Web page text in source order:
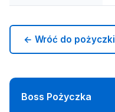
← Wróć do pożyczki
Boss Pożyczka